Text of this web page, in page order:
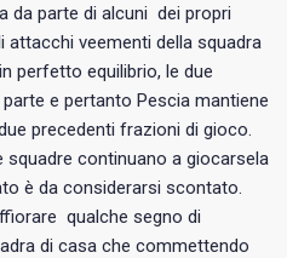
da parte di alcuni dei propri
attacchi veementi della squadra
perfetto equilibrio, le due
e pertanto Pescia mantiene
precedenti frazioni di gioco.
squadre continuano a giocarsela
è da considerarsi scontato.
qualche segno di
di casa che commettendo